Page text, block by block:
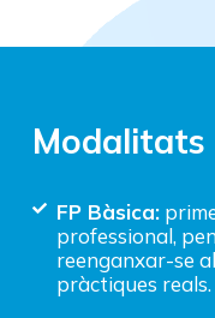
Modalitats
FP Bàsica:
professional,
reenganxar-se
pràctiques reals.